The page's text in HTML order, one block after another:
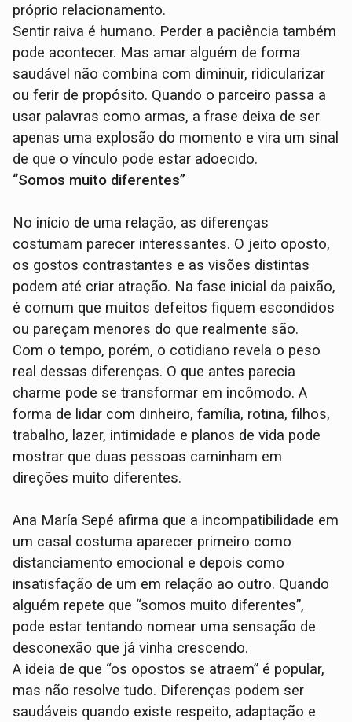
próprio relacionamento.
Sentir raiva é humano. Perder a paciência também
pode acontecer. Mas amar alguém de forma
saudável não combina com diminuir, ridicularizar
ou ferir de propósito. Quando o parceiro passa a
usar palavras como armas, a frase deixa de ser
apenas uma explosão do momento e vira um sinal
de que o vínculo pode estar adoecido.
“Somos muito diferentes”
No início de uma relação, as diferenças
costumam parecer interessantes. O jeito oposto,
os gostos contrastantes e as visões distintas
podem até criar atração. Na fase inicial da paixão,
é comum que muitos defeitos fiquem escondidos
ou pareçam menores do que realmente são.
Com o tempo, porém, o cotidiano revela o peso
real dessas diferenças. O que antes parecia
charme pode se transformar em incômodo. A
forma de lidar com dinheiro, família, rotina, filhos,
trabalho, lazer, intimidade e planos de vida pode
mostrar que duas pessoas caminham em
direções muito diferentes.
Ana María Sepé afirma que a incompatibilidade em
um casal costuma aparecer primeiro como
distanciamento emocional e depois como
insatisfação de um em relação ao outro. Quando
alguém repete que “somos muito diferentes”,
pode estar tentando nomear uma sensação de
desconexão que já vinha crescendo.
A ideia de que “os opostos se atraem” é popular,
mas não resolve tudo. Diferenças podem ser
saudáveis quando existe respeito, adaptação e